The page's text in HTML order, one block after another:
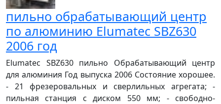
пильно обрабатывающий центр
по алюминию Elumatec SBZ630
2006 год
Elumatec SBZ630 пильно Обрабатывающий центр
для алюминия Год выпуска 2006 Состояние хорошее.
- 21 фрезеровальных и сверлильных агрегата; -
пильная станция с диском 550 мм; - свободно-